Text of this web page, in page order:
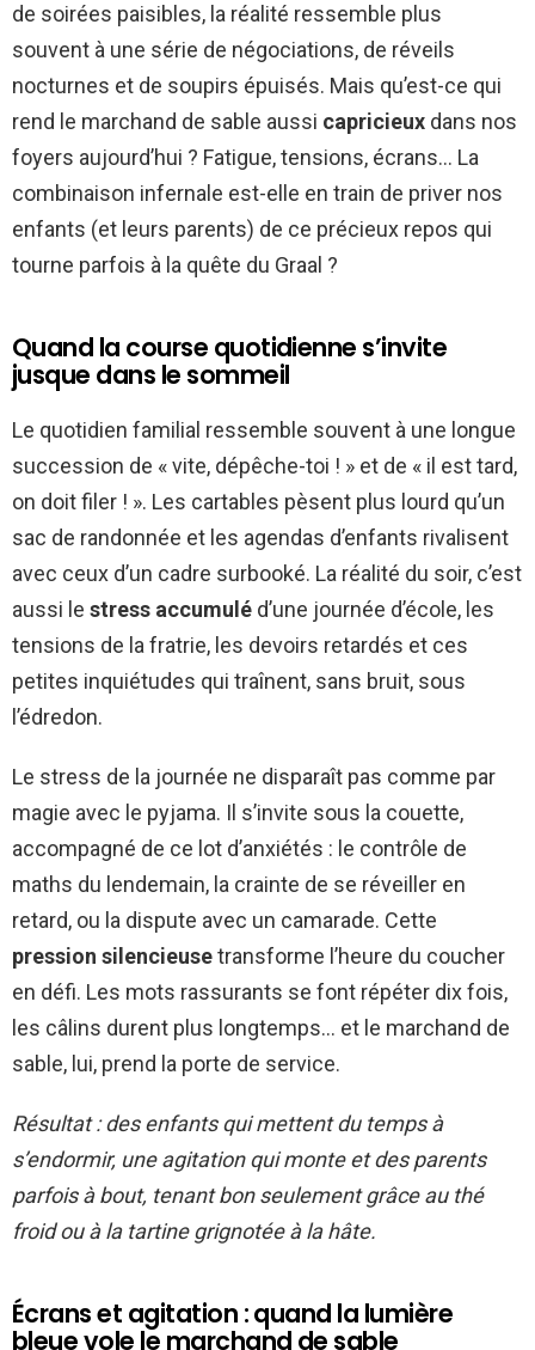
de soirées paisibles, la réalité ressemble plus
souvent à une série de négociations, de réveils
nocturnes et de soupirs épuisés. Mais qu’est-ce qui
rend le marchand de sable aussi capricieux dans nos
foyers aujourd’hui ? Fatigue, tensions, écrans… La
combinaison infernale est-elle en train de priver nos
enfants (et leurs parents) de ce précieux repos qui
tourne parfois à la quête du Graal ?
Quand la course quotidienne s’invite
jusque dans le sommeil
Le quotidien familial ressemble souvent à une longue
succession de « vite, dépêche-toi ! » et de « il est tard,
on doit filer ! ». Les cartables pèsent plus lourd qu’un
sac de randonnée et les agendas d’enfants rivalisent
avec ceux d’un cadre surbooké. La réalité du soir, c’est
aussi le stress accumulé d’une journée d’école, les
tensions de la fratrie, les devoirs retardés et ces
petites inquiétudes qui traînent, sans bruit, sous
l’édredon.
Le stress de la journée ne disparaît pas comme par
magie avec le pyjama. Il s’invite sous la couette,
accompagné de ce lot d’anxiétés : le contrôle de
maths du lendemain, la crainte de se réveiller en
retard, ou la dispute avec un camarade. Cette
pression silencieusetransforme l’heure du coucher
en défi. Les mots rassurants se font répéter dix fois,
les câlins durent plus longtemps… et le marchand de
sable, lui, prend la porte de service.
Résultat : des enfants qui mettent du temps à
s’endormir, une agitation qui monte et des parents
parfois à bout, tenant bon seulement grâce au thé
froid ou à la tartine grignotée à la hâte.
Écrans et agitation : quand la lumière
bleue vole le marchand de sable